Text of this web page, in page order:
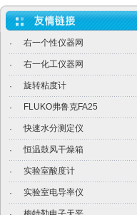
· 右一个性仪器网
· 右一化工仪器网
· 旋转粘度计
· FLUKO弗鲁克FA25
· 快速水分测定仪
· 恒温鼓风干燥箱
· 实验室酸度计
· 实验室电导率仪